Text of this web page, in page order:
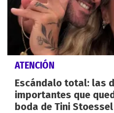
ATENCIÓN
Escándalo total: las
importantes que
boda de Tini